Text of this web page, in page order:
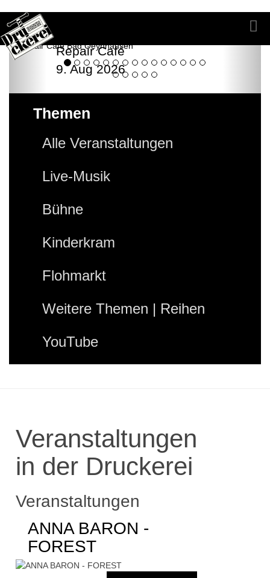
Repair Café
9. Aug 2026
Themen
Alle Veranstaltungen
Live-Musik
Bühne
Kinderkram
Flohmarkt
Weitere Themen | Reihen
YouTube
Veranstaltungen
in der Druckerei
Veranstaltungen
ANNA BARON -
FOREST